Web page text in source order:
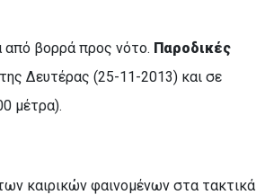
βορρά προς νότο. Παροδικές
Δευτέρας (25-11-2013) και σε
μέτρα).
καιρικών φαινομένων στα τακτικά